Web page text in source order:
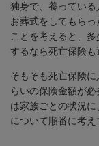
独身で、養ってい
お葬式をしてもら
ことを考えると、
するなら死亡保険も
そもそも死亡保険
らいの保険金額が
は家族ごとの状況
について順番に考え